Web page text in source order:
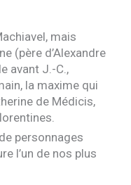
mais
(père d’Alexandre
avant J.-C.,
la maxime qui
de Médicis,
personnages
l’un de nos plus